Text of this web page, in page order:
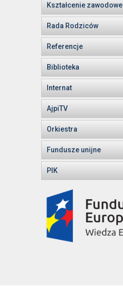
Kształcenie zawodowe
Rada Rodziców
Referencje
Biblioteka
Internat
AjpiTV
Orkiestra
Fundusze unijne
PIK